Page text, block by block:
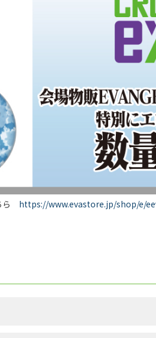
ら https://www.evastore.jp/shop/e/